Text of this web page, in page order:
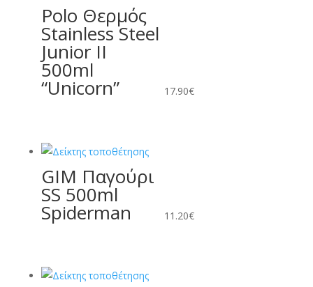
Polo Θερμός
Stainless Steel
Junior II
500ml
“Unicorn” 17.90€
GIM Παγούρι
SS 500ml
Spiderman 11.20€